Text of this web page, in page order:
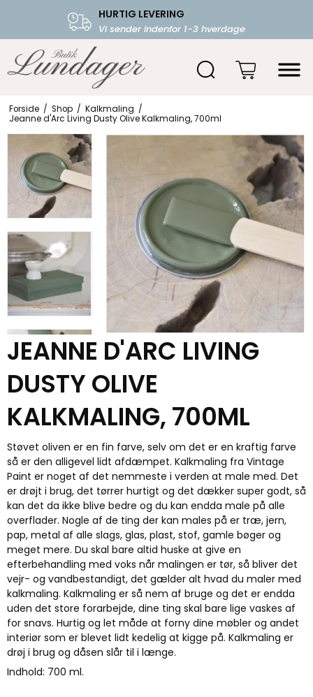
HURTIG LEVERING
Vi sender indenfor 1-3 hverdage
FRI FRAGT OVER 599.-
Starter fra 39,-
Forside / Shop / Kalkmaling /
Jeanne d'Arc Living Dusty Olive Kalkmaling, 700ml
JEANNE D'ARC LIVING
DUSTY OLIVE
KALKMALING, 700ML
Støvet oliven er en fin farve, selv om det er en kraftig farve
så er den alligevel lidt afdæmpet. Kalkmaling fra Vintage
Paint er noget af det nemmeste i verden at male med. Det
er drøjt i brug, det tørrer hurtigt og det dækker super godt, så
kan det da ikke blive bedre og du kan endda male på alle
overflader. Nogle af de ting der kan males på er træ, jern,
pap, metal af alle slags, glas, plast, stof, gamle bøger og
meget mere. Du skal bare altid huske at give en
efterbehandling med voks når malingen er tør, så bliver det
vejr- og vandbestandigt, det gælder alt hvad du maler med
kalkmaling. Kalkmaling er så nem af bruge og det er endda
uden det store forarbejde, dine ting skal bare lige vaskes af
for snavs. Hurtig og let måde at forny dine møbler og andet
interiør som er blevet lidt kedelig at kigge på. Kalkmaling er
drøj i brug og dåsen slår til i længe.
Indhold: 700 ml.